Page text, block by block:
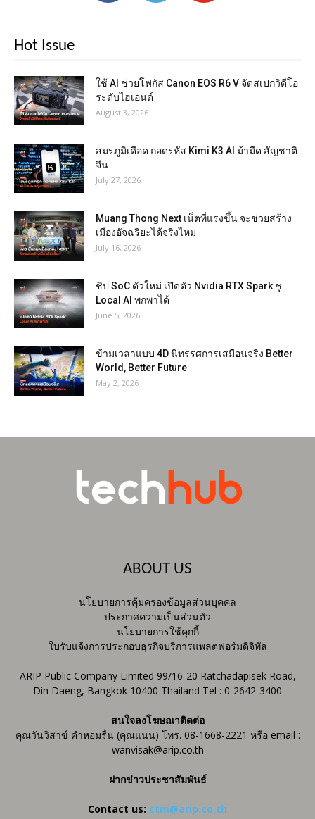
Hot Issue
ใช้ AI ช่วยโฟกัส Canon EOS R6 V จัดสเปกวิดีโอ
ระดับไฮเอนด์
August 3, 2026
สมรภูมิเดือด ถอดรหัส Kimi K3 AI ม้ามืด สัญชาติ
จีน
July 27, 2026
Muang Thong Next เน็ตที่แรงขึ้น จะช่วยสร้าง
เมืองอัจฉริยะได้จริงไหม
July 16, 2026
ชิป SoC ตัวใหม่ เปิดตัว Nvidia RTX Spark ชู
Local AI พกพาได้
June 5, 2026
ข้ามเวลาแบบ 4D นิทรรศการเสมือนจริง Better
World, Better Future
May 2, 2026
ABOUT US
นโยบายการคุ้มครองข้อมูลส่วนบุคคล
ประกาศความเป็นส่วนตัว
นโยบายการใช้คุกกี้
ใบรับแจ้งการประกอบธุรกิจบริการแพลตฟอร์มดิจิทัล
ARIP Public Company Limited 99/16-20 Ratchadapisek Road,
Din Daeng, Bangkok 10400 Thailand Tel : 0-2642-3400
สนใจลงโฆษณาติดต่อ
คุณวันวิสาข์ คำหอมรื่น (คุณแนน) โทร. 08-1668-2221 หรือ email :
wanvisak@arip.co.th
ฝากข่าวประชาสัมพันธ์
Contact us: ctm@arip.co.th